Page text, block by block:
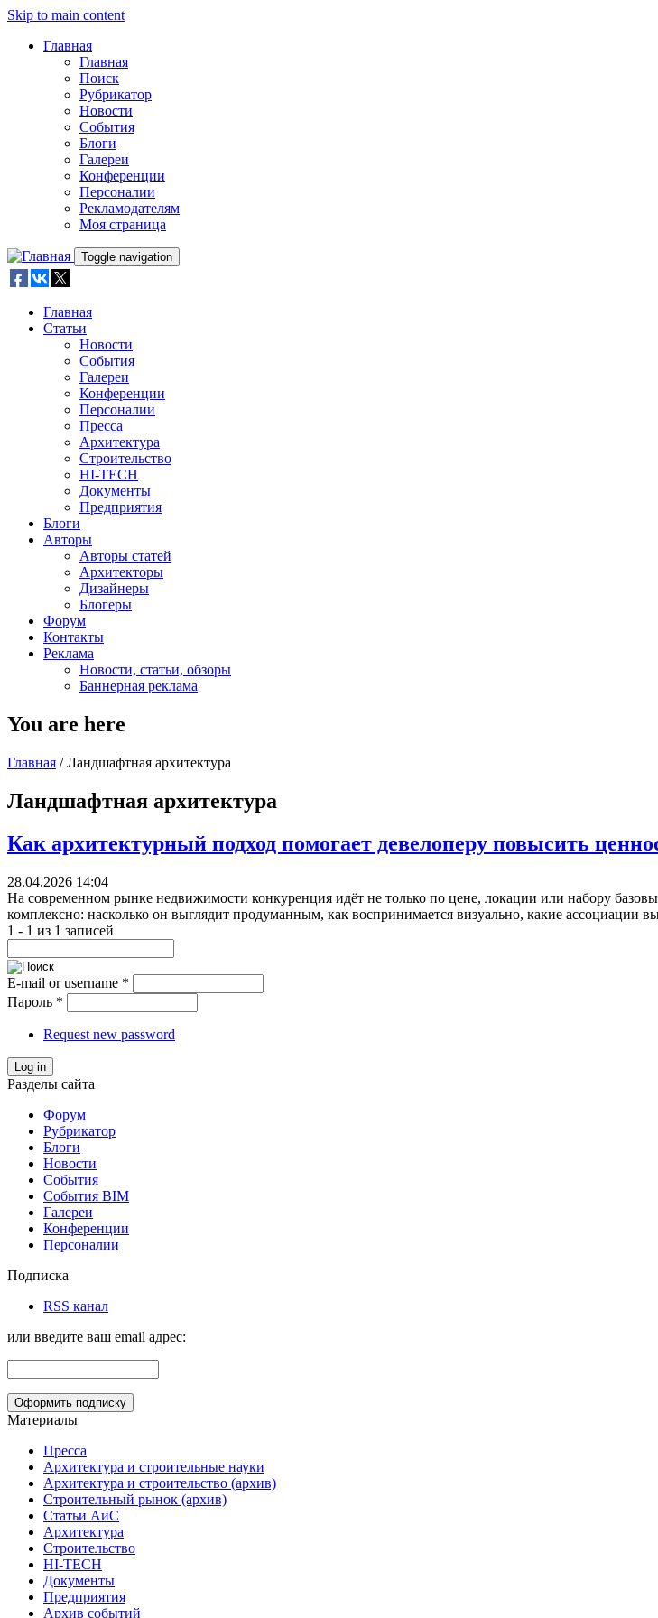
Skip to main content
Главная
Главная
Поиск
Рубрикатор
Новости
События
Блоги
Галереи
Конференции
Персоналии
Рекламодателям
Моя страница
Toggle navigation
Главная
Статьи
Новости
События
Галереи
Конференции
Персоналии
Пресса
Архитектура
Строительство
HI-TECH
Документы
Предприятия
Блоги
Авторы
Авторы статей
Архитекторы
Дизайнеры
Блогеры
Форум
Контакты
Реклама
Новости, статьи, обзоры
Баннерная реклама
You are here
Главная / Ландшафтная архитектура
Ландшафтная архитектура
Как архитектурный подход помогает девелоперу повысить
28.04.2026 14:04
На современном рынке недвижимости конкуренция идёт не только по цене, локации или набору
комплексно: насколько он выглядит продуманным, как воспринимается визуально, какие ассоциации
1 - 1 из 1 записей
E-mail or username *
Пароль *
Request new password
Log in
Разделы сайта
Форум
Рубрикатор
Блоги
Новости
События
События BIM
Галереи
Конференции
Персоналии
Подписка
RSS канал
или введите ваш email адрес:
Материалы
Пресса
Архитектура и строительные науки
Архитектура и строительство (архив)
Строительный рынок (архив)
Статьи АиС
Архитектура
Строительство
HI-TECH
Документы
Предприятия
Архив событий